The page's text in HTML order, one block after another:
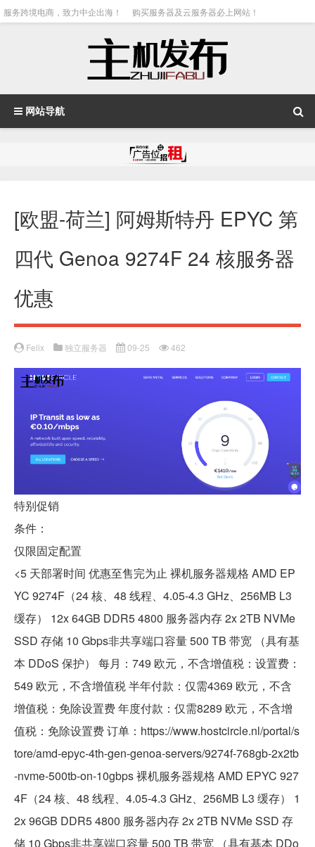
服务跨境电商，致力中企出海！ 购买服务器及云服务器必上网站！
网站导航
[欧盟-荷兰] 阿姆斯特丹 EPYC 第
四代 Genoa 9274F 24 核服务器
优惠
Felix 独立服务器 09-25 462
特别促销
条件：
仅限固定配置
<5 天部署时间 优惠至售完为止 裸机服务器规格 AMD EP
YC 9274F（24 核、48 线程、4.05-4.3 GHz、256MB L3
缓存） 12x 64GB DDR5 4800 服务器内存 2x 2TB NVMe
SSD 存储 10 Gbps非共享端口容量 500 TB 带宽 （具有基
本 DDoS 保护） 每月：749 欧元，不含增值税：设置费：
549 欧元，不含增值税 半年付款：仅需4369 欧元，不含
增值税：免除设置费 年度付款：仅需8289 欧元，不含增
值税：免除设置费 订单：https://www.hostcircle.nl/portal/s
tore/amd-epyc-4th-gen-genoa-servers/9274f-768gb-2x2tb
-nvme-500tb-on-10gbps 裸机服务器规格 AMD EPYC 927
4F（24 核、48 线程、4.05-4.3 GHz、256MB L3 缓存） 1
2x 96GB DDR5 4800 服务器内存 2x 2TB NVMe SSD 存
储 10 Gbps非共享端口容量 500 TB 带宽 （具有基本 DDo